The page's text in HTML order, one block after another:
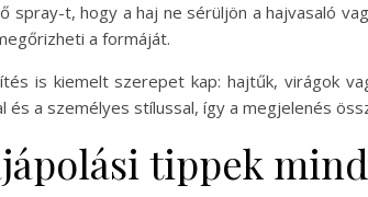
spray-t, hogy a haj ne sérüljön a hajvasaló
a formáját.
is kiemelt szerepet kap: hajtűk, virágok
és a személyes stílussal, így a megjelenés
tippek